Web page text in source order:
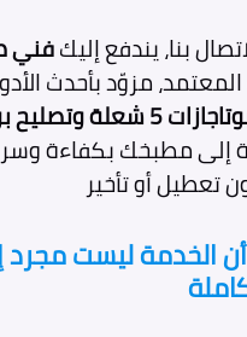
بنا، يندفع إليكفني
المعتمد، مزوّد بأحدث
وتصليح بوتاجاز 4 شعلة
إلى مطبخك بكفاءة
تعطيل أو تأخير
أن الخدمة ليست مجرد